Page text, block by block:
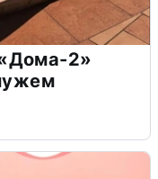
2»